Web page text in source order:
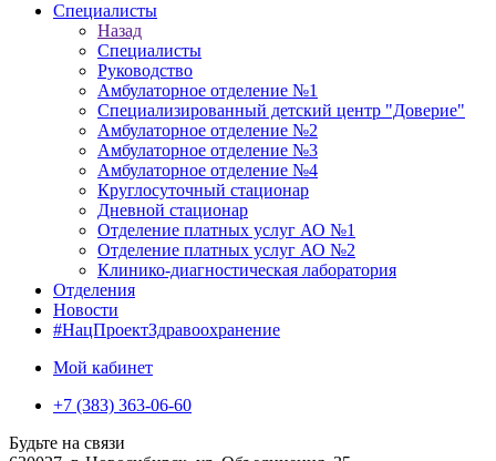
Специалисты
Назад
Специалисты
Руководство
Амбулаторное отделение №1
Специализированный детский центр "Доверие"
Амбулаторное отделение №2
Амбулаторное отделение №3
Амбулаторное отделение №4
Круглосуточный стационар
Дневной стационар
Отделение платных услуг АО №1
Отделение платных услуг АО №2
Клинико-диагностическая лаборатория
Отделения
Новости
#НацПроектЗдравоохранение
Мой кабинет
+7 (383) 363-06-60
Будьте на связи